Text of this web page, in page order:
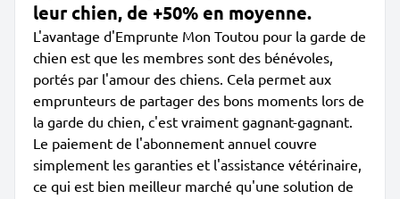
leur chien, de +50% en moyenne.
L'avantage d'Emprunte Mon Toutou pour la garde de
chien est que les membres sont des bénévoles,
portés par l'amour des chiens. Cela permet aux
emprunteurs de partager des bons moments lors de
la garde du chien, c'est vraiment gagnant-gagnant.
Le paiement de l'abonnement annuel couvre
simplement les garanties et l'assistance vétérinaire,
ce qui est bien meilleur marché qu'une solution de